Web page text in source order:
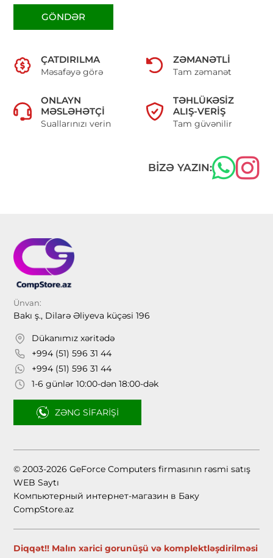
GÖNDƏR
ÇATDIRILMA
Məsafəyə görə
ZƏMANƏTLI
Tam zəmanət
ONLAYN
MƏSLƏHƏTÇI
Suallarınızı verin
TƏHLÜKƏSIZ
ALIŞ-VERIŞ
Tam güvənilir
BIZƏ YAZIN:
Ünvan:
Bakı ş., Dilarə Əliyeva küçəsi 196
Dükanımız xəritədə
+994 (51) 596 31 44
+994 (51) 596 31 44
1-6 günlər 10:00-dən 18:00-dək
ZƏNG SIFARIŞI
© 2003-2026 GeForce Computers firmasının rəsmi satış
WEB Saytı
Компьютерный интернет-магазин в Баку
CompStore.az
Diqqət!! Malın xarici gorunüşü və komplektləşdirilməsi